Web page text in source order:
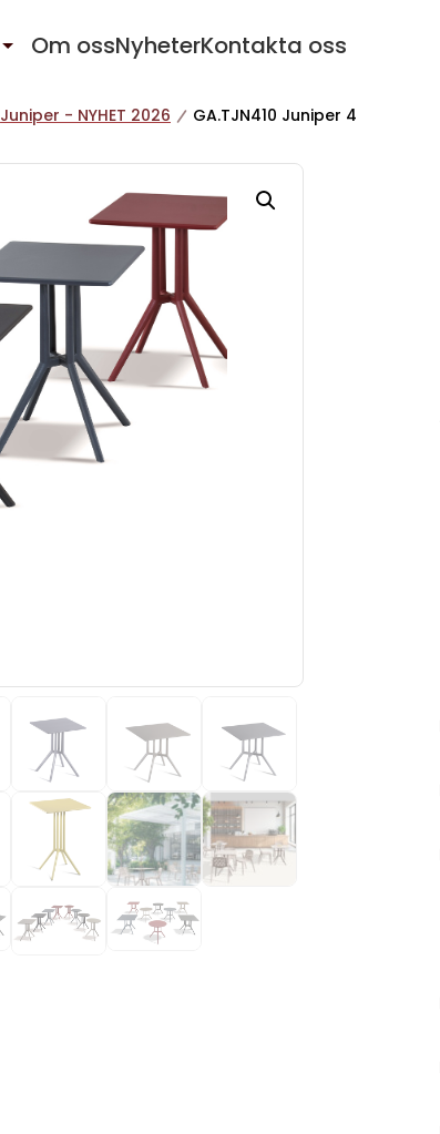
Om ossNyheterKontakta oss
Juniper - NYHET 2026 GA.TJN410 Juniper 4